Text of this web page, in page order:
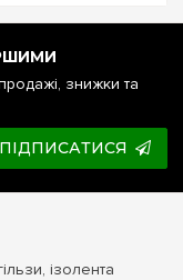
знижки та
ПІДПИСАТИСЯ
ізолента